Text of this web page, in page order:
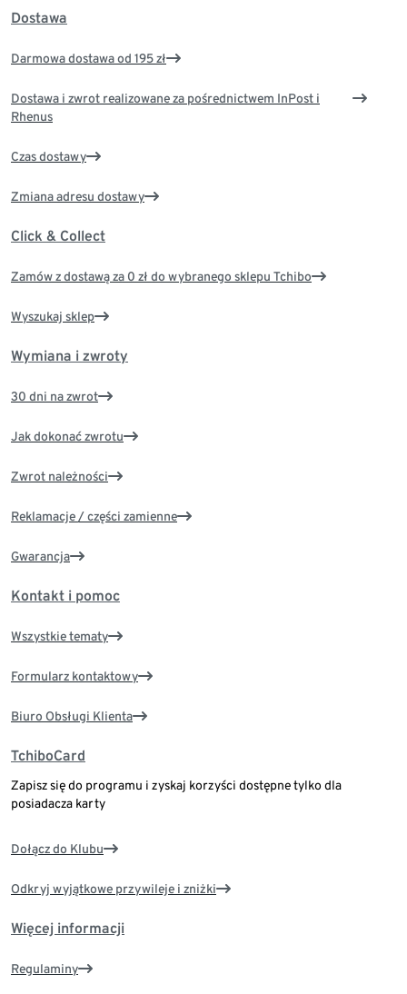
Dostawa
Darmowa dostawa od 195 zł
Dostawa i zwrot realizowane za pośrednictwem InPost i
Rhenus
Czas dostawy
Zmiana adresu dostawy
Click & Collect
Zamów z dostawą za 0 zł do wybranego sklepu Tchibo
Wyszukaj sklep
Wymiana i zwroty
30 dni na zwrot
Jak dokonać zwrotu
Zwrot należności
Reklamacje / części zamienne
Gwarancja
Kontakt i pomoc
Wszystkie tematy
Formularz kontaktowy
Biuro Obsługi Klienta
TchiboCard
Zapisz się do programu i zyskaj korzyści dostępne tylko dla
posiadacza karty
Dołącz do Klubu
Odkryj wyjątkowe przywileje i zniżki
Więcej informacji
Regulaminy